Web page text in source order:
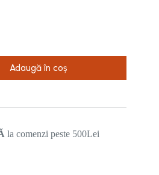
Adaugă în coș
la comenzi peste 500Lei